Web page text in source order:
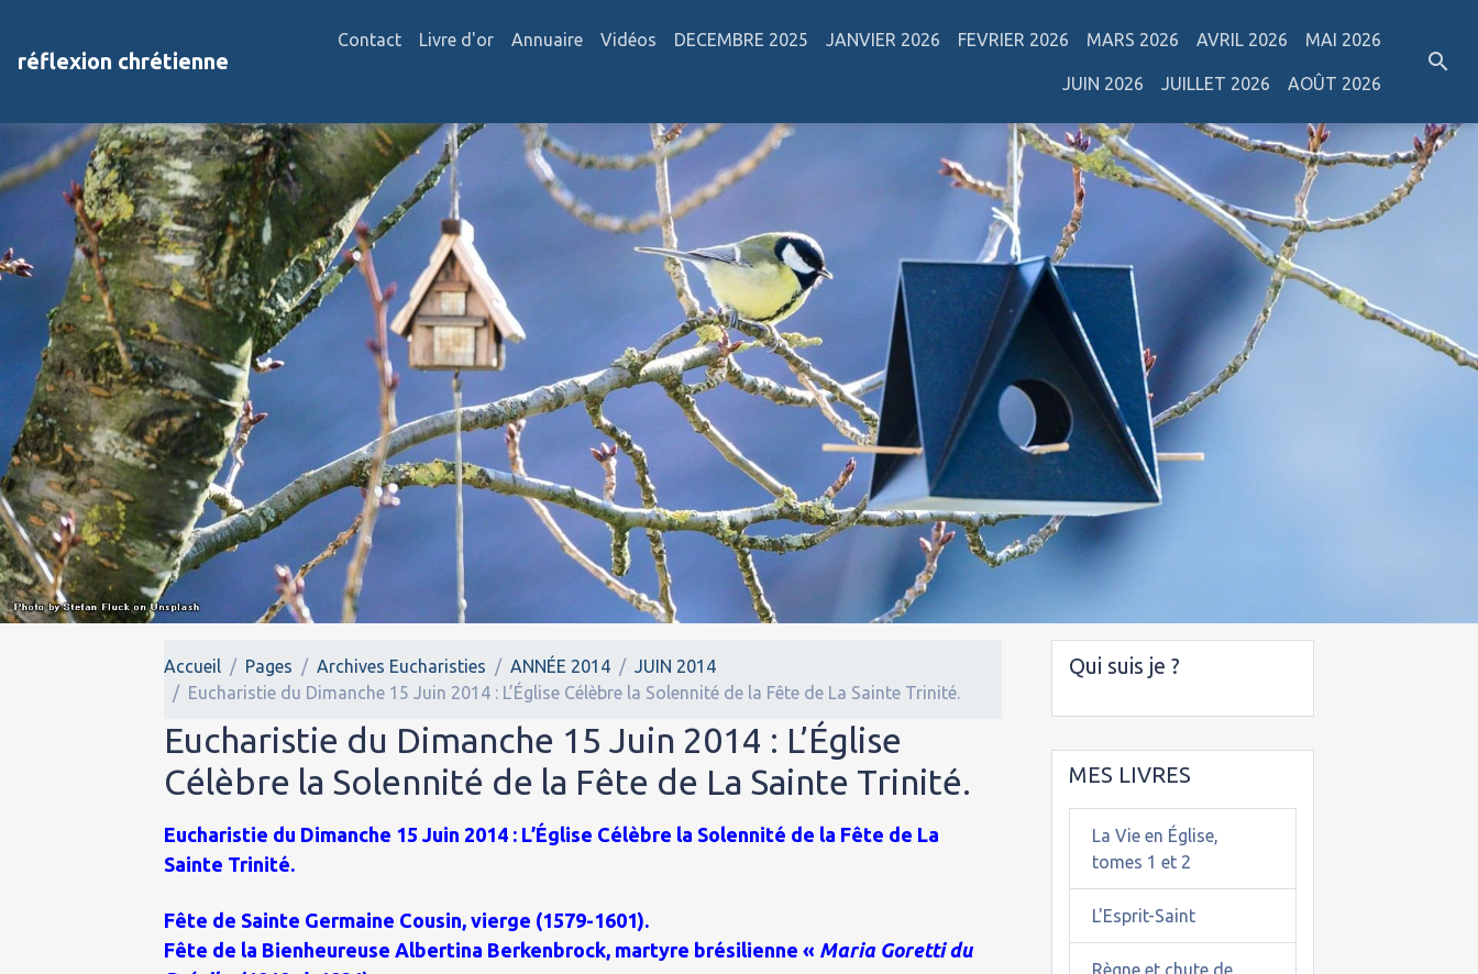
réflexion chrétienne
Contact Livre d'or Annuaire Vidéos DECEMBRE 2025 JANVIER 2026 FEVRIER 2026 MARS 2026 AVRIL 2026 MAI 2026
JUIN 2026 JUILLET 2026 AOÛT 2026
Accueil Pages Archives Eucharisties ANNÉE 2014
JUIN 2014
Eucharistie du Dimanche 15 Juin 2014 : L’Église Célèbre la Solennité de la Fête de La Sainte Trinité.
Eucharistie du Dimanche 15 Juin 2014 : L’Église
Célèbre la Solennité de la Fête de La Sainte Trinité.
Eucharistie du Dimanche 15 Juin 2014 : L’Église Célèbre la Solennité de la Fête de La
Sainte Trinité.
Fête de Sainte Germaine Cousin, vierge (1579-1601).
Fête de la Bienheureuse Albertina Berkenbrock, martyre brésilienne « Maria Goretti du
Qui suis je ?
MES LIVRES
La Vie en Église,
tomes 1 et 2
L'Esprit-Saint
Règne et chute de